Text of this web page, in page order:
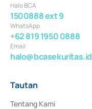
Halo BCA
1500888 ext 9
WhatsApp
+62 819 1950 0888
Email
halo@bcasekuritas.id
Tautan
Tentang Kami